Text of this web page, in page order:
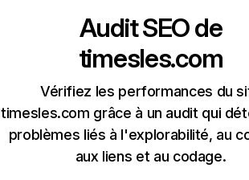
Audit SEO de
timesles.com
Vérifiez les performances du
timesles.com grâce à un audit qui
problèmes liés à l'explorabilité, au
aux liens et au codage.